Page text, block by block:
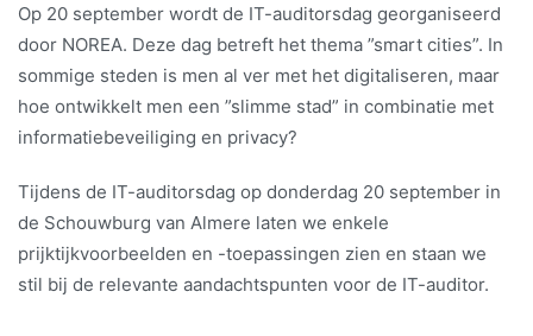
Op 20 september wordt de IT-auditorsdag georganiseerd
door NOREA. Deze dag betreft het thema ”smart cities”. In
sommige steden is men al ver met het digitaliseren, maar
hoe ontwikkelt men een ”slimme stad” in combinatie met
informatiebeveiliging en privacy?
Tijdens de IT-auditorsdag op donderdag 20 september in
de Schouwburg van Almere laten we enkele
prijktijkvoorbeelden en -toepassingen zien en staan we
stil bij de relevante aandachtspunten voor de IT-auditor.